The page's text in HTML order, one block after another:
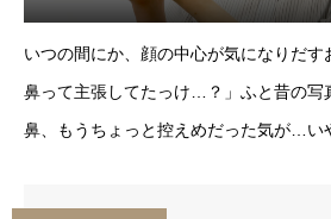
おきたい顔の印象バラン
めた“その違和感”に、
｜NIPLUX
いつの間にか、顔の中心が気になりだす
鼻って主張してたっけ…？」ふと昔の
鼻、もうちょっと控えめだった気が…い